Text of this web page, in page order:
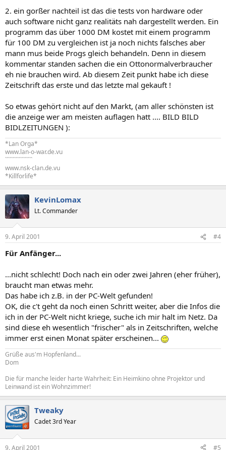
2. ein gorßer nachteil ist das die tests von hardware oder
auch software nicht ganz realitäts nah dargestellt werden. Ein
programm das über 1000 DM kostet mit einem programm
für 100 DM zu vergleichen ist ja noch nichts falsches aber
mann mus beide Progs gleich behandeln. Denn in diesem
kommentar standen sachen die ein Ottonormalverbraucher
eh nie brauchen wird. Ab diesem Zeit punkt habe ich diese
Zeitschrift das erste und das letzte mal gekauft !
So etwas gehört nicht auf den Markt, (am aller schönsten ist
die anzeige wer am meisten auflagen hatt .... BILD BILD
BIDLZEITUNGEN ):
*Lan Orga*
www.lan-o-war.de.vu
``````````````````
www.nsk-clan.de.vu
*Killforlife*
KevinLomax
Lt. Commander
9. April 2001 #4
Für Anfänger...
...nicht schlecht! Doch nach ein oder zwei Jahren (eher früher),
braucht man etwas mehr.
Das habe ich z.B. in der PC-Welt gefunden!
OK, die c't geht da noch einen Schritt weiter, aber die Infos die
ich in der PC-Welt nicht kriege, suche ich mir halt im Netz. Da
sind diese eh wesentlich "frischer" als in Zeitschriften, welche
immer erst einen Monat später erscheinen...
Grüße aus'm Hopfenland...
Dom
Die für manche leider harte Wahrheit: Ein Heimkino ohne Projektor und
Leinwand ist ein Wohnzimmer!
Tweaky
Cadet 3rd Year
9. April 2001 #5